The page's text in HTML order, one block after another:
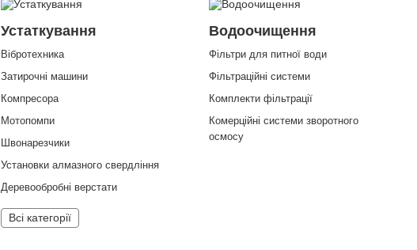
Всі бренди
Устаткування
Вібротехника
Затирочні машини
Компресора
Мотопомпи
Швонарезчики
Установки алмазного свердління
Деревообробні верстати
Всі категорії
Водоочищення
Фільтри для питної води
Фільтраційні системи
Комплекти фільтрації
Комерційні системи зворотного
осмосу